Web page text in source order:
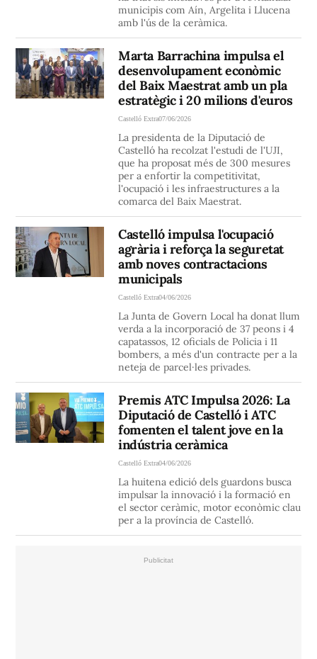
municipis com Aín, Argelita i Llucena
amb l'ús de la ceràmica.
Marta Barrachina impulsa el
desenvolupament econòmic
del Baix Maestrat amb un pla
estratègic i 20 milions d'euros
Castelló Extra07/06/2026
La presidenta de la Diputació de
Castelló ha recolzat l'estudi de l'UJI,
que ha proposat més de 300 mesures
per a enfortir la competitivitat,
l'ocupació i les infraestructures a la
comarca del Baix Maestrat.
Castelló impulsa l'ocupació
agrària i reforça la seguretat
amb noves contractacions
municipals
Castelló Extra04/06/2026
La Junta de Govern Local ha donat llum
verda a la incorporació de 37 peons i 4
capatassos, 12 oficials de Policia i 11
bombers, a més d'un contracte per a la
neteja de parcel·les privades.
Premis ATC Impulsa 2026: La
Diputació de Castelló i ATC
fomenten el talent jove en la
indústria ceràmica
Castelló Extra04/06/2026
La huitena edició dels guardons busca
impulsar la innovació i la formació en
el sector ceràmic, motor econòmic clau
per a la província de Castelló.